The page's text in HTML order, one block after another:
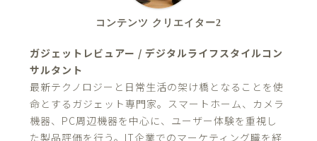
コンテンツ クリエイター2
ガジェットレビュアー / デジタルライフスタイルコン
サルタント
最新テクノロジーと日常生活の架け橋となることを使
命とするガジェット専門家。スマートホーム、カメラ
機器、PC周辺機器を中心に、ユーザー体験を重視し
た製品評価を行う。IT企業でのマーケティング職を経